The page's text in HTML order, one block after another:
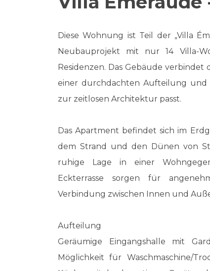
Diese Wohnung ist Teil der „Villa
Neubauprojekt mit nur 14 Villa-
Residenzen. Das Gebäude
einer durchdachten Aufteilung und
zur zeitlosen Architektur passt.
Das Apartment befindet sich im
dem Strand und den Dünen von
ruhige Lage in einer
Eckterrasse sorgen für
Verbindung zwischen Innen und
Aufteilung
Geräumige Eingangshalle mit
Möglichkeit für Waschmaschine/